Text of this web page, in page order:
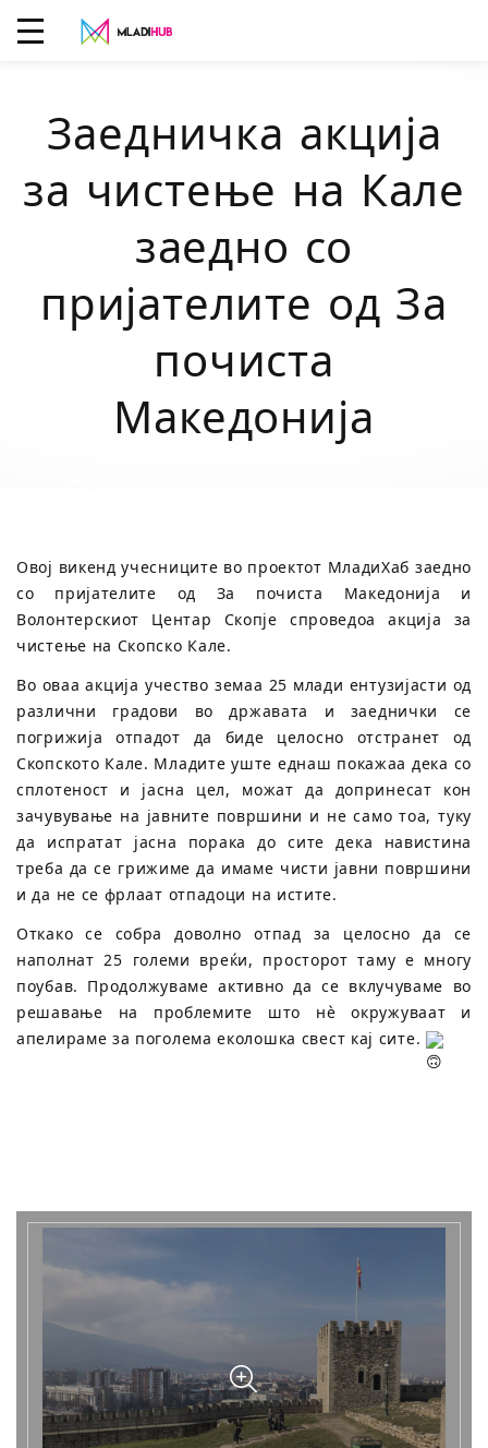
Заедничка акција
за чистење на Кале
заедно со
пријателите од За
почиста
Македонија
Овој викенд учесниците во проектот МладиХаб заедно
со пријателите од За почиста Македонија и
Волонтерскиот Центар Скопје спроведоа акција за
чистење на Скопско Кале.
Во оваа акција учество земаа 25 млади ентузијасти од
различни градови во државата и заеднички се
погрижија отпадот да биде целосно отстранет од
Скопското Кале. Младите уште еднаш покажаа дека со
сплотеност и јасна цел, можат да допринесат кон
зачувување на јавните површини и не само тоа, туку
да испратат јасна порака до сите дека навистина
треба да се грижиме да имаме чисти јавни површини
и да не се фрлаат отпадоци на истите.
Откако се собра доволно отпад за целосно да се
наполнат 25 големи вреќи, просторот таму е многу
поубав. Продолжуваме активно да се вклучуваме во
решавање на проблемите што нè окружуваат и
апелираме за поголема еколошка свест кај сите.